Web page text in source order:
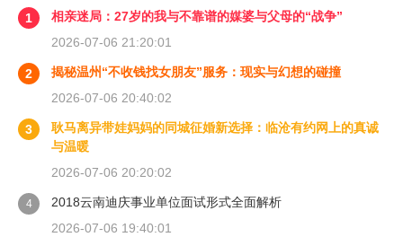
1
相亲迷局：27岁的我与不靠谱的媒婆与父母的“战争”
2026-07-06 21:20:01
2
揭秘温州“不收钱找女朋友”服务：现实与幻想的碰撞
2026-07-06 20:40:02
3
耿马离异带娃妈妈的同城征婚新选择：临沧有约网上的真诚
与温暖
2026-07-06 20:20:02
4
2018云南迪庆事业单位面试形式全面解析
2026-07-06 19:40:01